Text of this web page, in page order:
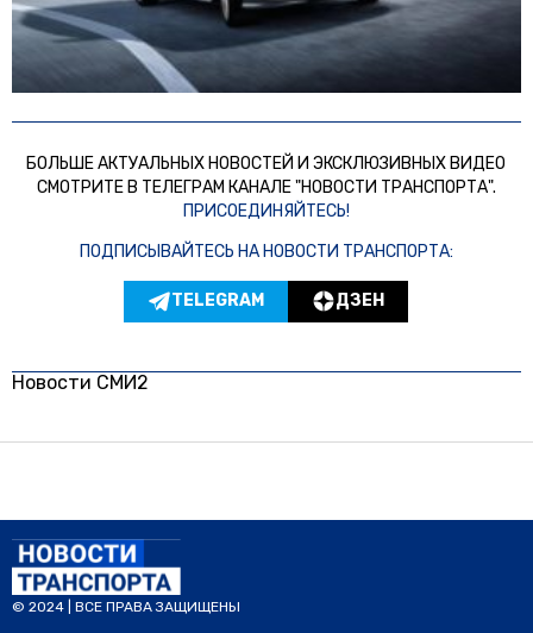
БОЛЬШЕ АКТУАЛЬНЫХ НОВОСТЕЙ И ЭКСКЛЮЗИВНЫХ ВИДЕО
СМОТРИТЕ В ТЕЛЕГРАМ КАНАЛЕ "НОВОСТИ ТРАНСПОРТА".
ПРИСОЕДИНЯЙТЕСЬ!
ПОДПИСЫВАЙТЕСЬ НА НОВОСТИ ТРАНСПОРТА:
TELEGRAM ДЗЕН
Новости СМИ2
© 2024 | ВСЕ ПРАВА ЗАЩИЩЕНЫ